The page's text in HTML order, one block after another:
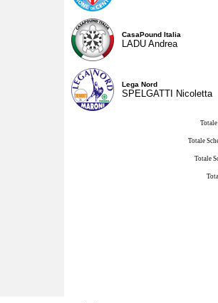
CasaPound Italia
LADU Andrea
Lega Nord
SPELGATTI Nicoletta
Totale
Totale